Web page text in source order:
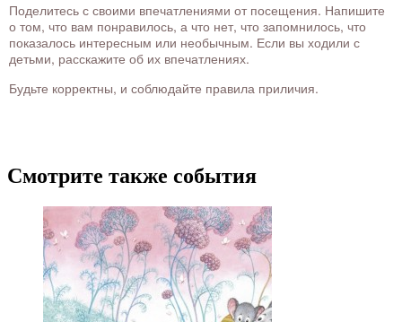
Поделитесь с своими впечатлениями от посещения. Напишите
о том, что вам понравилось, а что нет, что запомнилось, что
показалось интересным или необычным. Если вы ходили с
детьми, расскажите об их впечатлениях.
Будьте корректны, и соблюдайте правила приличия.
Смотрите также события